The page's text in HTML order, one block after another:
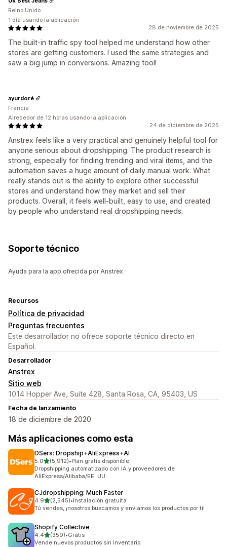
28 de noviembre de 2025
The built-in traffic spy tool helped me understand how other
stores are getting customers. I used the same strategies and
saw a big jump in conversions. Amazing tool!
Reino Unido
1 día usando la aplicación
24 de diciembre de 2025
Anstrex feels like a very practical and genuinely helpful tool for
anyone serious about dropshipping. The product research is
strong, especially for finding trending and viral items, and the
automation saves a huge amount of daily manual work. What
really stands out is the ability to explore other successful
stores and understand how they market and sell their
products. Overall, it feels well-built, easy to use, and created
by people who understand real dropshipping needs.
ayurdoré
Francia
Alrededor de 12 horas usando la aplicación
Soporte técnico
Ayuda para la app ofrecida por Anstrex.
Recursos
Política de privacidad
Preguntas frecuentes
Este desarrollador no ofrece soporte técnico directo en
Español.
Desarrollador
Anstrex
Sitio web
1014 Hopper Ave, Suite 428, Santa Rosa, CA, 95403, US
Fecha de lanzamiento
18 de diciembre de 2020
Más aplicaciones como esta
DSers: Dropship+AliExpress+AI
5.0de 5 estrellas
(5,912)
5912 reseñas en total
•Plan gratis disponible
Dropshipping automatizado con IA y proveedores de
AliExpress/Alibaba/EE. UU.
CJdropshipping: Much Faster
4.9de 5 estrellas
(2,545)
2545 reseñas en total
•Instalación gratuita
Tú vendes, ¡nosotros buscamos y enviamos los productos por ti!
Shopify Collective
4.4de 5 estrellas
(359)
359 reseñas en total
•Gratis
Vende nuevos productos sin inventario